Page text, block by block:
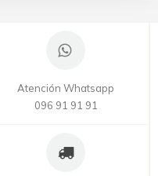
Atención Whatsapp
096 91 91 91